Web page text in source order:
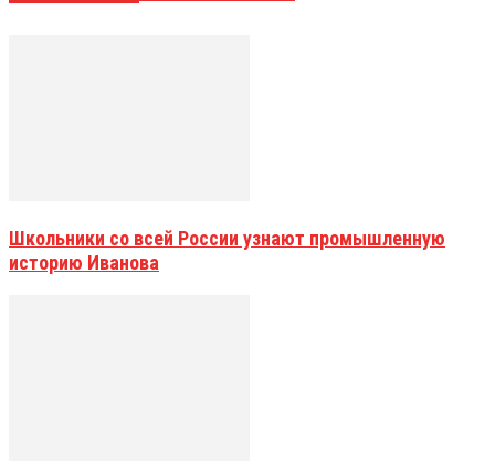
Школьники со всей России узнают промышленную
историю Иванова